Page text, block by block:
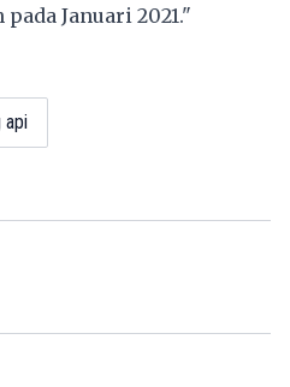
Januari 2021."
api